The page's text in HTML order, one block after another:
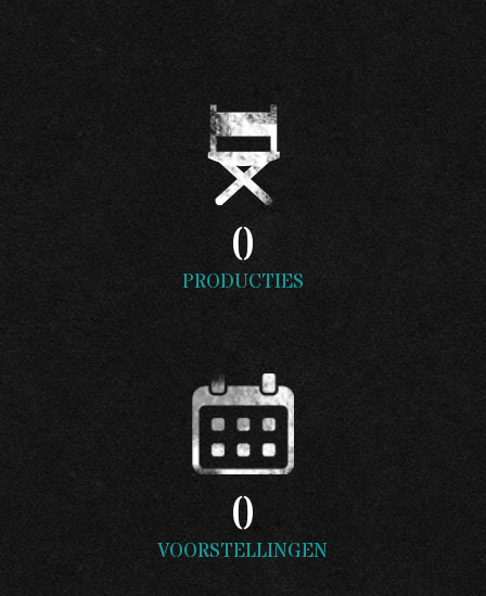
0
PRODUCTIES
0
VOORSTELLINGEN